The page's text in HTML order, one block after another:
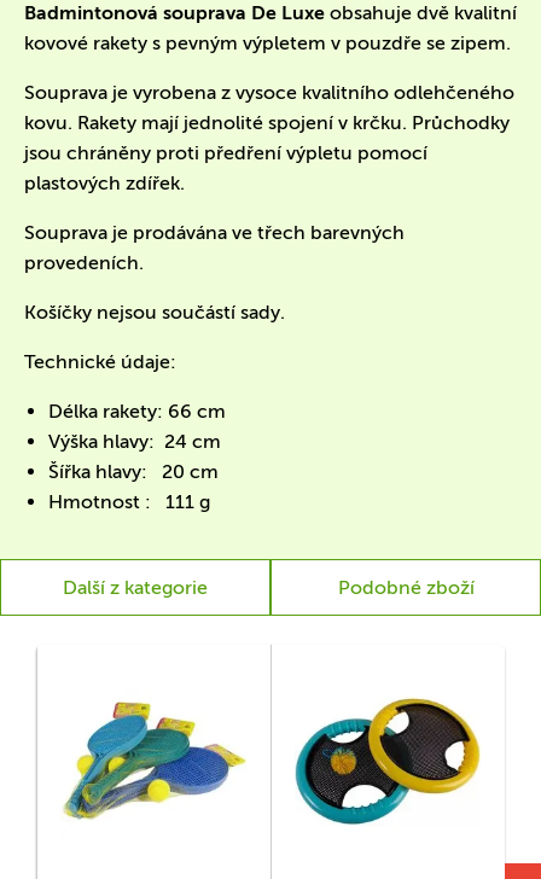
Badmintonová souprava De Luxe obsahuje dvě kvalitní
kovové rakety s pevným výpletem v pouzdře se zipem.
Souprava je vyrobena z vysoce kvalitního odlehčeného
kovu. Rakety mají jednolité spojení v krčku. Průchodky
jsou chráněny proti předření výpletu pomocí
plastových zdířek.
Souprava je prodávána ve třech barevných
provedeních.
Košíčky nejsou součástí sady.
Technické údaje:
Délka rakety: 66 cm
Výška hlavy: 24 cm
Šířka hlavy: 20 cm
Hmotnost : 111 g
Další z kategorie Podobné zboží